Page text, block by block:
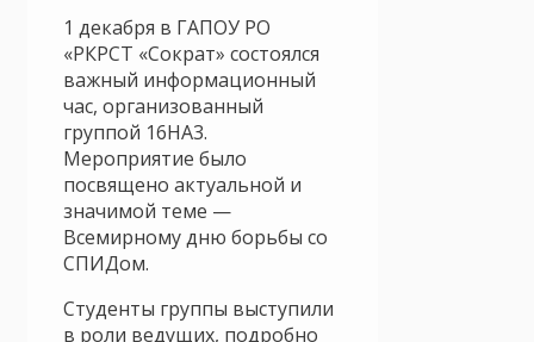
1 декабря в ГАПОУ РО
«РКРСТ «Сократ» состоялся
важный информационный
час, организованный
группой 16НА3.
Мероприятие было
посвящено актуальной и
значимой теме —
Всемирному дню борьбы со
СПИДом.
Студенты группы выступили
в роли ведущих, подробно